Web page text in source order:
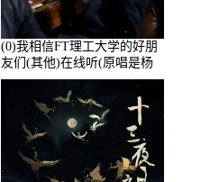
(0)我相信FT理工大学的好朋
友们(其他)在线听(原唱是杨
培安)，老乔演唱点播:23714